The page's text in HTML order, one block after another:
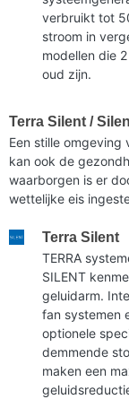
verbruikt tot
stroom in
modellen die
oud zijn.
Terra Silent /
Een stille omgeving
kan ook de
waarborgen is er
wettelijke eis
Terra Silent
TERRA
SILENT
geluidarm.
fan systemen
optionele
demmende
maken een